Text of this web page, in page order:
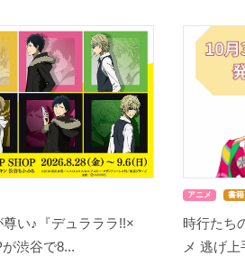
い♪『デュラララ!!×
渋谷で8...
アニメ 書籍
時行たち
メ 逃げ